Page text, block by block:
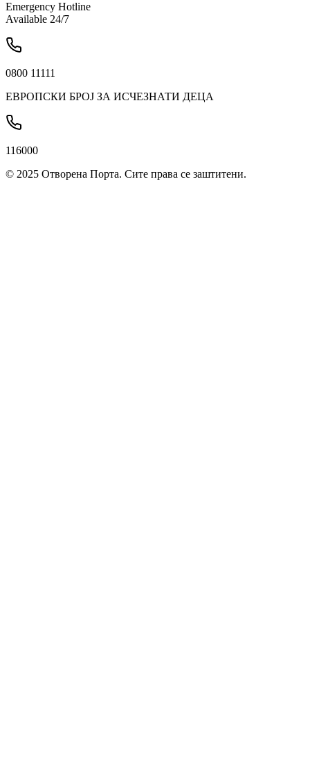
Emergency Hotline
Available 24/7
0800 11111
ЕВРОПСКИ БРОЈ ЗА ИСЧЕЗНАТИ ДЕЦА
116000
© 2025 Отворена Порта. Сите права се заштитени.